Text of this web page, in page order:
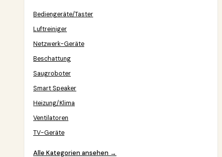
Bediengeräte/Taster
Luftreiniger
Netzwerk-Geräte
Beschattung
Saugroboter
Smart Speaker
Heizung/Klima
Ventilatoren
TV-Geräte
Alle Kategorien ansehen →